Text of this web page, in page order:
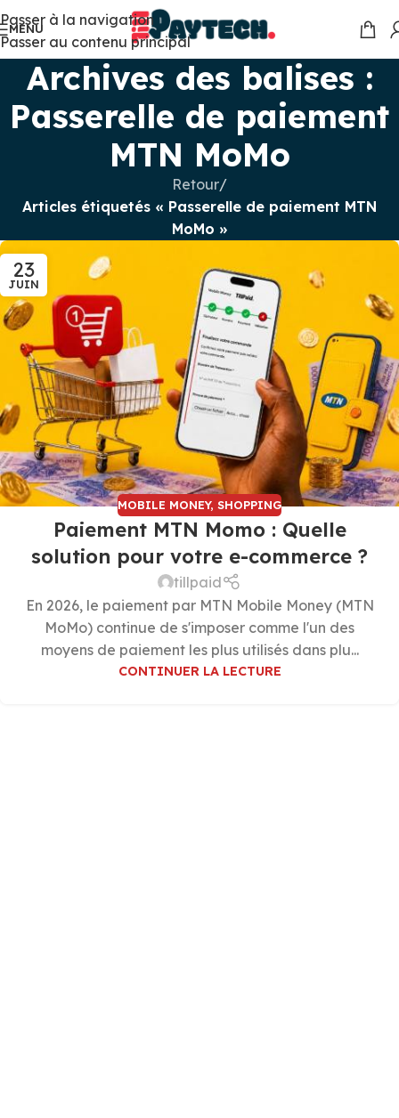
Passer à la navigation
Passer au contenu principal
MENU
Archives des balises :
Passerelle de paiement
MTN MoMo
Retour/
Articles étiquetés « Passerelle de paiement MTN
MoMo »
23
JUIN
MOBILE MONEY, SHOPPING
Paiement MTN Momo : Quelle
solution pour votre e-commerce ?
tillpaid
En 2026, le paiement par MTN Mobile Money (MTN
MoMo) continue de s'imposer comme l'un des
moyens de paiement les plus utilisés dans plu...
CONTINUER LA LECTURE